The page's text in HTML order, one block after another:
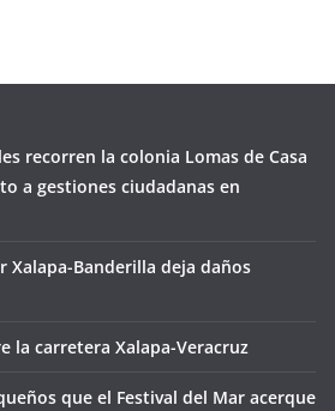
recorren la colonia Lomas de Casa
a gestiones ciudadanas en
Xalapa-Banderilla deja daños
la carretera Xalapa-Veracruz
que el Festival del Mar acerque